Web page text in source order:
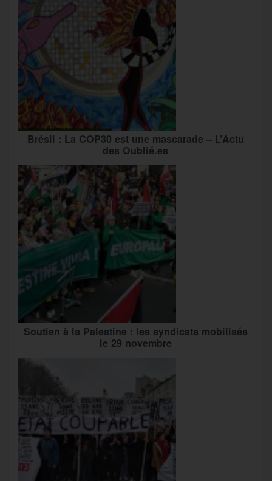
Brésil : La COP30 est une mascarade – L’Actu
des Oublié.es
Soutien à la Palestine : les syndicats mobilisés
le 29 novembre